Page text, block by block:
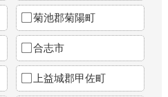
菊池郡菊陽町
合志市
上益城郡甲佐町